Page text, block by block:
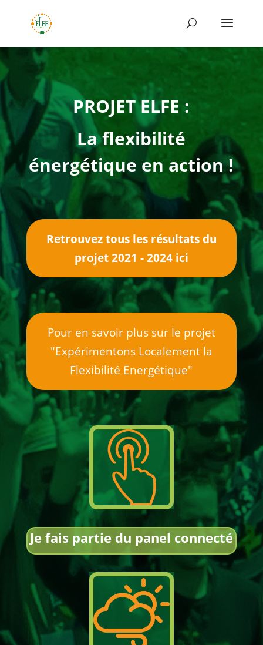
PROJET ELFE :
La flexibilité
énergétique en action !
Retrouvez tous les résultats du
projet 2021 - 2024 ici
Pour en savoir plus sur le projet
"Expérimentons Localement la
Flexibilité Energétique"
Je fais partie du panel connecté